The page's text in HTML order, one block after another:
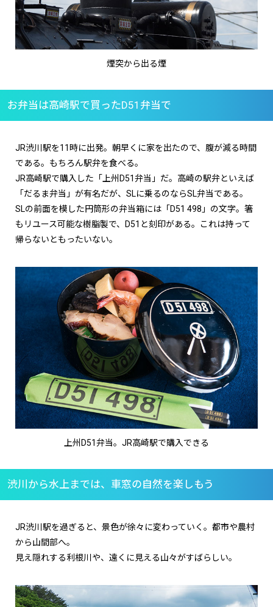
煙突から出る煙
お弁当は高崎駅で買ったD51弁当で
JR渋川駅を11時に出発。朝早くに家を出たので、腹が減る時間
である。もちろん駅弁を食べる。
JR高崎駅で購入した「上州D51弁当」だ。高崎の駅弁といえば
「だるま弁当」が有名だが、SLに乗るのならSL弁当である。
SLの前面を模した円筒形の弁当箱には「D51 498」の文字。箸
もリユース可能な樹脂製で、D51と刻印がある。これは持って
帰らないともったいない。
上州D51弁当。JR高崎駅で購入できる
渋川から水上までは、車窓の自然を楽しもう
JR渋川駅を過ぎると、景色が徐々に変わっていく。都市や農村
から山間部へ。
見え隠れする利根川や、遠くに見える山々がすばらしい。